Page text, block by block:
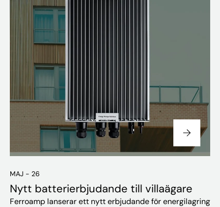
MAJ - 26
Nytt batterierbjudande till villaägare
Ferroamp lanserar ett nytt erbjudande för energilagring